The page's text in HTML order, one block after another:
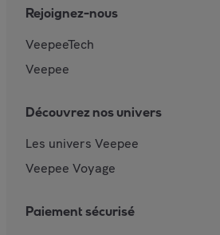
Rejoignez-nous
VeepeeTech
Veepee
Découvrez nos univers
Les univers Veepee
Veepee Voyage
Paiement sécurisé